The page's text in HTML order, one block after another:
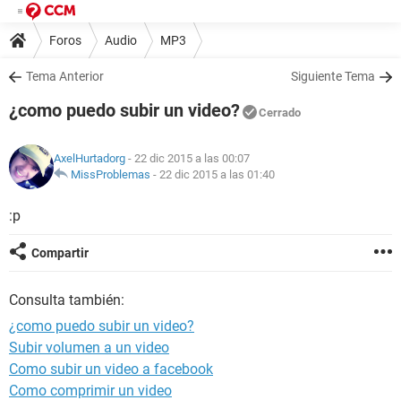
Foros Audio MP3
Tema Anterior Siguiente Tema
¿como puedo subir un video? Cerrado
AxelHurtadorg - 22 dic 2015 a las 00:07
MissProblemas - 22 dic 2015 a las 01:40
:p
Compartir
Consulta también:
¿como puedo subir un video?
Subir volumen a un video
Como subir un video a facebook
Como comprimir un video